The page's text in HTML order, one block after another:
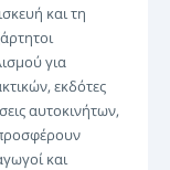
και τη
για
εκδότες
αυτοκινήτων,
προσφέρουν
και